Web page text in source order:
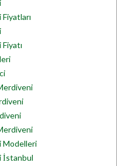
Modelleri
İstanbul